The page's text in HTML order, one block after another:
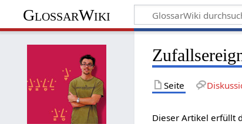
GlossarWiki
Seite
Dieser Artikel erfüllt